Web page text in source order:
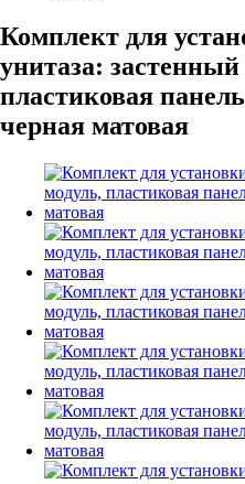
Комплект для
унитаза: застенный
пластиковая
черная матовая